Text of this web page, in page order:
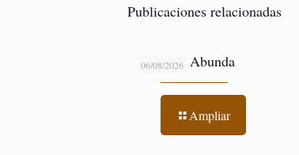
Publicaciones relacionadas
06/08/2026
El Suelo Abunda
Ampliar